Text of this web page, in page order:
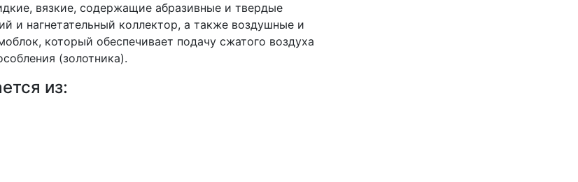
вязкие, содержащие абразивные и твердые
и нагнетательный коллектор, а также воздушные и
который обеспечивает подачу сжатого воздуха
(золотника).
из: